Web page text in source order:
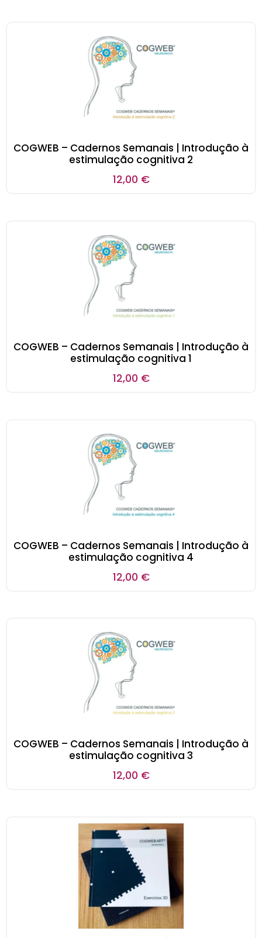
COGWEB – Cadernos Semanais | Introdução à
estimulação cognitiva 2
12,00 €
COGWEB – Cadernos Semanais | Introdução à
estimulação cognitiva 1
12,00 €
COGWEB – Cadernos Semanais | Introdução à
estimulação cognitiva 4
12,00 €
COGWEB – Cadernos Semanais | Introdução à
estimulação cognitiva 3
12,00 €